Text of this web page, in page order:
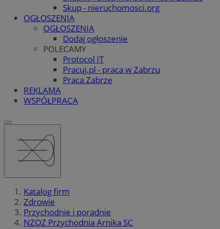
Skup - nieruchomosci.org
OGŁOSZENIA
OGŁOSZENIA
Dodaj ogłoszenie
POLECAMY
Protocol IT
Pracuj.pl - praca w Zabrzu
Praca Zabrze
REKLAMA
WSPÓŁPRACA
Katalog firm
Zdrowie
Przychodnie i poradnie
NZOZ Przychodnia Arnika SC